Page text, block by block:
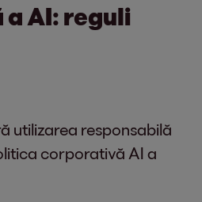
AI: reguli
utilizarea responsabilă
corporativă AI a